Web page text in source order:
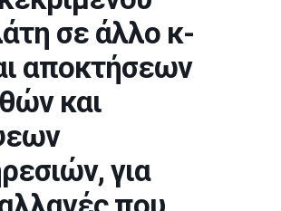
σε άλλο κ-
αποκτήσεων
και
για